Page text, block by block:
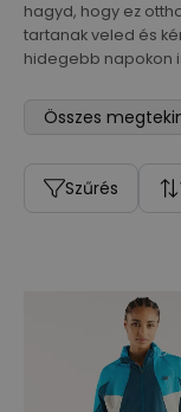
hagyd, hogy ez
tartanak veled és
hidegebb napokon
Összes
Szűrés